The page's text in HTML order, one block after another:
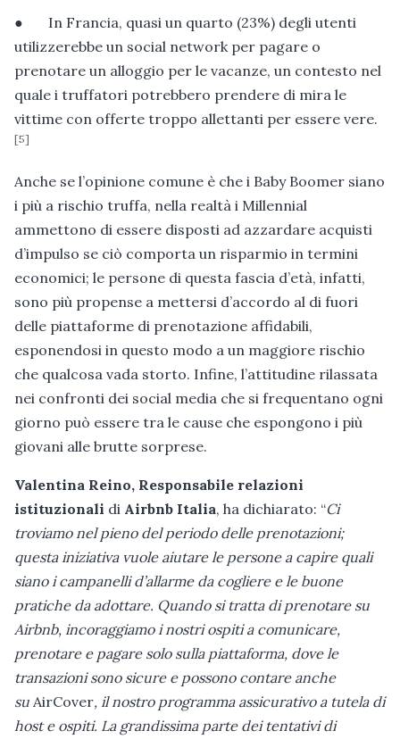
● In Francia, quasi un quarto (23%) degli utenti
utilizzerebbe un social network per pagare o
prenotare un alloggio per le vacanze, un contesto nel
quale i truffatori potrebbero prendere di mira le
vittime con offerte troppo allettanti per essere vere.
[5]
Anche se l’opinione comune è che i Baby Boomer siano
i più a rischio truffa, nella realtà i Millennial
ammettono di essere disposti ad azzardare acquisti
d’impulso se ciò comporta un risparmio in termini
economici; le persone di questa fascia d’età, infatti,
sono più propense a mettersi d’accordo al di fuori
delle piattaforme di prenotazione affidabili,
esponendosi in questo modo a un maggiore rischio
che qualcosa vada storto. Infine, l’attitudine rilassata
nei confronti dei social media che si frequentano ogni
giorno può essere tra le cause che espongono i più
giovani alle brutte sorprese.
Valentina Reino, Responsabile relazioni
istituzionali di Airbnb Italia, ha dichiarato: “Ci
troviamo nel pieno del periodo delle prenotazioni;
questa iniziativa vuole aiutare le persone a capire quali
siano i campanelli d’allarme da cogliere e le buone
pratiche da adottare. Quando si tratta di prenotare su
Airbnb, incoraggiamo i nostri ospiti a comunicare,
prenotare e pagare solo sulla piattaforma, dove le
transazioni sono sicure e possono contare anche
su AirCover, il nostro programma assicurativo a tutela di
host e ospiti. La grandissima parte dei tentativi di